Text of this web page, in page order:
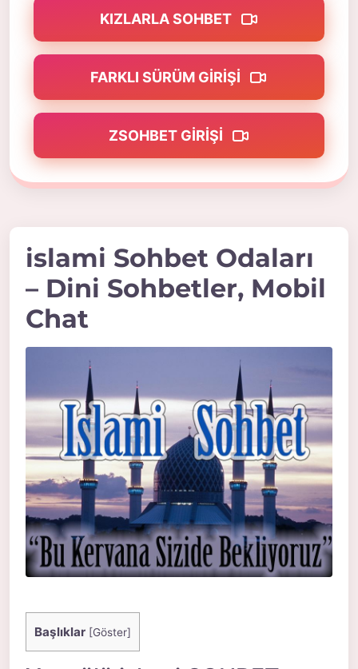
KIZLARLA SOHBET
FARKLI SÜRÜM GIRIŞI
ZSOHBET GIRIŞI
islami Sohbet Odaları
– Dini Sohbetler, Mobil
Chat
Başlıklar [Göster]